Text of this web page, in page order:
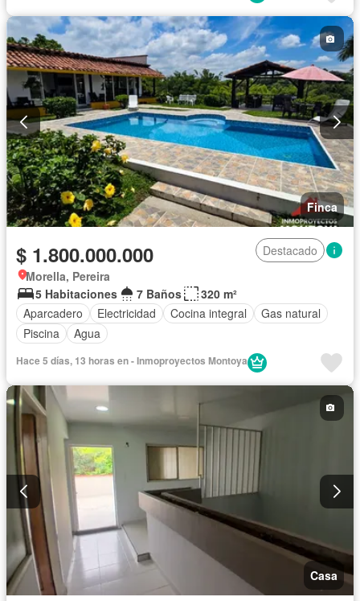
Finca
$ 1.800.000.000
Destacado
Morella, Pereira
5 Habitaciones
7 Baños
320 m²
Aparcadero
Electricidad Cocina integral
Gas natural
Piscina
Agua
Hace 5 días, 13 horas en - Inmoproyectos Montoya
Casa